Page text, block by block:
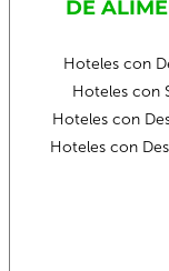
DE
Hoteles con
Hoteles con
Hoteles con
Hoteles con